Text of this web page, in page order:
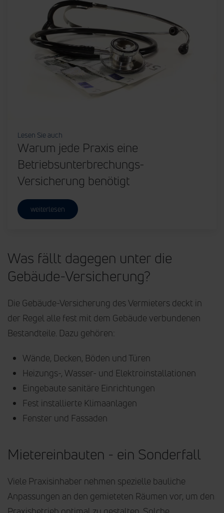
Lesen Sie auch
Warum jede Praxis eine
Betriebsunterbrechungs-
Versicherung benötigt
weiterlesen
Was fällt dagegen unter die
Gebäude-Versicherung?
Die Gebäude-Versicherung des Vermieters deckt in
der Regel alle fest mit dem Gebäude verbundenen
Bestandteile. Dazu gehören:
Wände, Decken, Böden und Türen
Heizungs-, Wasser- und Elektroinstallationen
Eingebaute sanitäre Einrichtungen
Fest installierte Klimaanlagen
Fenster und Fassaden
Mietereinbauten - ein Sonderfall
Viele Praxisinhaber nehmen spezielle bauliche
Anpassungen an den gemieteten Räumen vor, um den